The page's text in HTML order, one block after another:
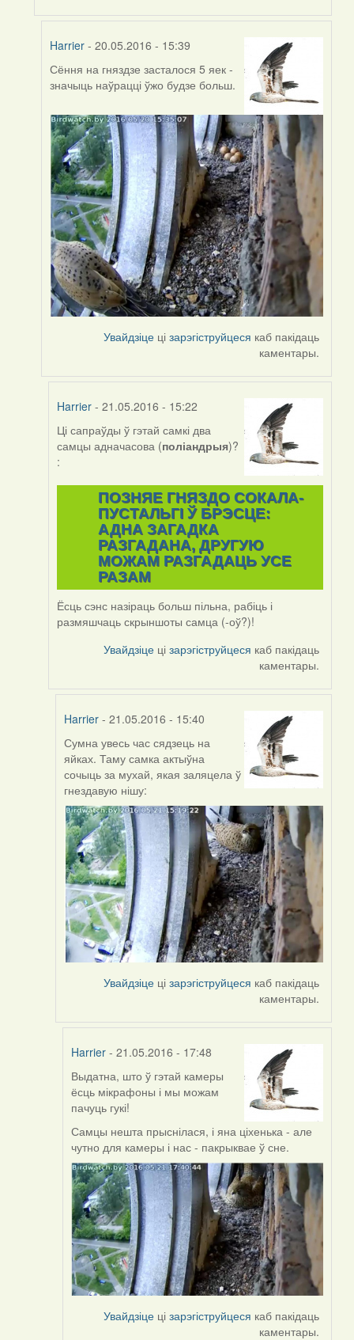
Harrier - 20.05.2016 - 15:39
In
reply
by
Harrier
Сёння на гняздзе засталося 5 яек -
значыць наўрацці ўжо будзе больш.
Увайдзіце цізарэгіструйцеся каб пакідаць
каментары.
Harrier - 21.05.2016 - 15:22
In
reply
to
by
Ці сапраўды ў гэтай самкі два
самцы адначасова (поліандрыя)?
:
ПОЗНЯЕ ГНЯЗДО СОКАЛА-
ПУСТАЛЬГІ Ў БРЭСЦЕ:
АДНА ЗАГАДКА
РАЗГАДАНА, ДРУГУЮ
МОЖАМ РАЗГАДАЦЬ УСЕ
РАЗАМ
Ёсць сэнс назіраць больш пільна, рабіць і
размяшчаць скрыншоты самца (-оў?)!
Увайдзіце цізарэгіструйцеся каб пакідаць
каментары.
Harrier - 21.05.2016 - 15:40
In
reply
to
by
Harrier
Сумна увесь час сядзець на
яйках. Таму самка актыўна
сочыць за мухай, якая заляцела ў
гнездавую нішу:
Увайдзіце цізарэгіструйцеся каб пакідаць
каментары.
Harrier - 21.05.2016 - 17:48
In
reply
to
by
Harrier
Выдатна, што ў гэтай камеры
ёсць мікрафоны і мы можам
пачуць гукі!
Самцы нешта прыснілася, і яна ціхенька - але
чутно для камеры і нас - пакрыквае ў сне.
Увайдзіце цізарэгіструйцеся каб пакідаць
каментары.